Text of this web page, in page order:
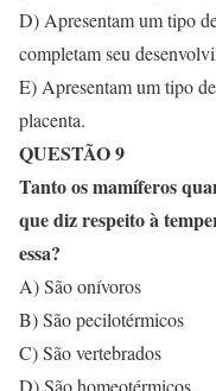
D) Apresentam um tipo
completam seu
E) Apresentam um tipo
placenta.
QUESTÃO 9
Tanto os mamíferos
que diz respeito à
essa?
A) São onívoros
B) São pecilotérmicos
C) São vertebrados
D) São homeotérmicos